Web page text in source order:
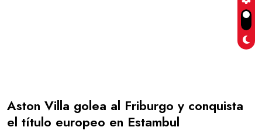
Aston Villa golea al Friburgo y conquista
el título europeo en Estambul